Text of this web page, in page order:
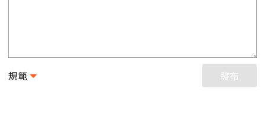
規範 發布